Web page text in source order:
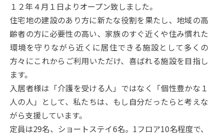
１２年４月１日よりオープン致しました。
住宅地の建設のあり方に新たな役割を果たし、地域の高
齢者の方に必要性の高い、家族のすぐ近くや住み慣れた
環境を守りながら近くに居住できる施設として多くの
方々にこれからご利用いただけ、喜ばれる施設を目指し
ます。
入居者様は「介護を受ける人」ではなく「個性豊かな１
人の人」として、私たちは、もし自分だったらと考えな
がら支援しています。
定員は29名、ショートステイ6名。1フロア10名程度で、